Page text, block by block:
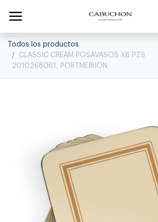
Todos los productos
CLASSIC CREAM POSAVASOS X6 PZS
2010268061, PORTMEIRION